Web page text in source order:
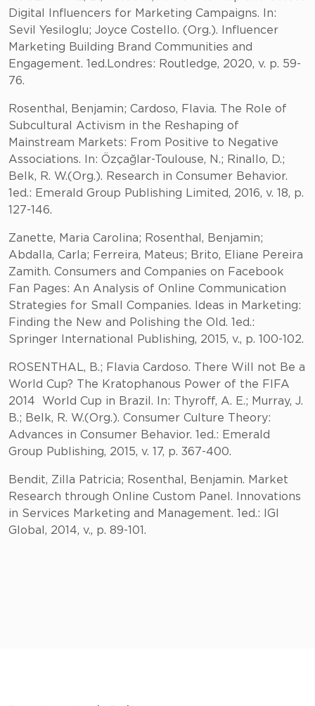
Digital Influencers for Marketing Campaigns. In:
Sevil Yesiloglu; Joyce Costello. (Org.). Influencer
Marketing Building Brand Communities and
Engagement. 1ed.Londres: Routledge, 2020, v. p. 59-
76.
Rosenthal, Benjamin; Cardoso, Flavia. The Role of
Subcultural Activism in the Reshaping of
Mainstream Markets: From Positive to Negative
Associations. In: Özçağlar-Toulouse, N.; Rinallo, D.;
Belk, R. W.(Org.). Research in Consumer Behavior.
1ed.: Emerald Group Publishing Limited, 2016, v. 18, p.
127-146.
Zanette, Maria Carolina; Rosenthal, Benjamin;
Abdalla, Carla; Ferreira, Mateus; Brito, Eliane Pereira
Zamith. Consumers and Companies on Facebook
Fan Pages: An Analysis of Online Communication
Strategies for Small Companies. Ideas in Marketing:
Finding the New and Polishing the Old. 1ed.:
Springer International Publishing, 2015, v., p. 100-102.
ROSENTHAL, B.; Flavia Cardoso. There Will not Be a
World Cup? The Kratophanous Power of the FIFA
2014 World Cup in Brazil. In: Thyroff, A. E.; Murray, J.
B.; Belk, R. W.(Org.). Consumer Culture Theory:
Advances in Consumer Behavior. 1ed.: Emerald
Group Publishing, 2015, v. 17, p. 367-400.
Bendit, Zilla Patricia; Rosenthal, Benjamin. Market
Research through Online Custom Panel. Innovations
in Services Marketing and Management. 1ed.: IGI
Global, 2014, v., p. 89-101.